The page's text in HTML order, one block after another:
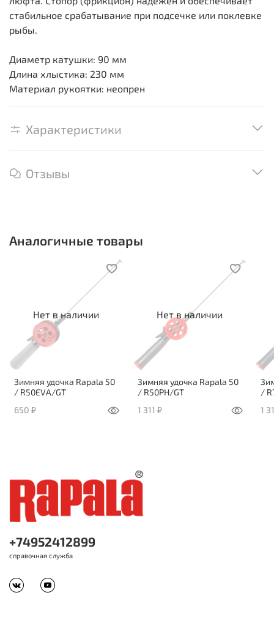
стабильное срабатывание при подсечке или поклевке
рыбы.
Диаметр катушки: 90 мм
Длина хлыстика: 230 мм
Материал рукоятки: неопрен
Характеристики
Отзывы
Аналогичные товары
Нет в наличии
Зимняя удочка Rapala 50
/ R50EVA/GT
650 ₽
Нет в наличии
Зимняя удочка Rapala 50
/ R50PH/GT
1 311 ₽
/
1
+74952412899
справочная служба